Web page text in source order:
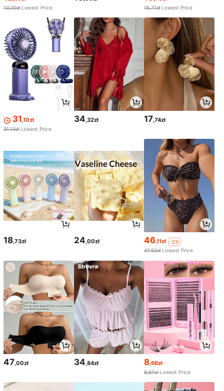
13,00zł Lowest Price 15,71zł Lowest Price
31,10zł
31,13zł Lowest Price
34,32zł 17,74zł
18,73zł 24,00zł 46,11zł
-2%
47,52zł Lowest Price
47 ,00zł 34 ,84zł 8 ,66zł
8,67zł Lowest Price